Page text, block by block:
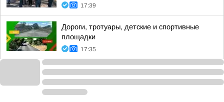
17:39
Дороги, тротуары, детские и спортивные
площадки
17:35